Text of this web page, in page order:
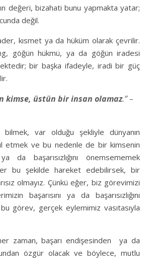
değeri, bizahati bunu yapmakta yatar;
değil.
kısmet ya da hüküm olarak çevrilir.
göğün hükmü, ya da göğün iradesi
bir başka ifadeyle, iradi bir güç
kimse, üstün bir insan olamaz.” –
bilmek, var olduğu şekliyle dünyanın
etmek ve bu nedenle de bir kimsenin
da başarısızlığını önemsememek
bu şekilde hareket edebilirsek, bir
olmayız. Çünkü eğer, biz görevimizi
başarısını ya da başarısızlığını
bu görev, gerçek eylemimiz vasıtasıyla
zaman, başarı endişesinden ya da
özgür olacak ve böylece, mutlu